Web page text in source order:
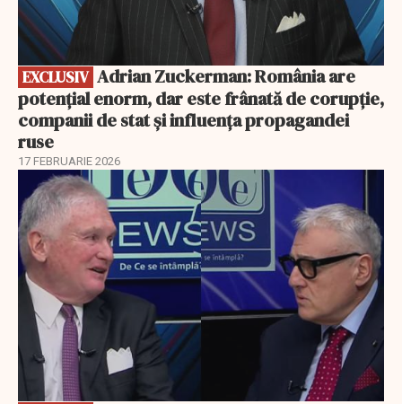
EXCLUSIV
potențial enorm, dar este frânată de corupție,
companii de stat și influența propagandei
ruse
17 FEBRUARIE 2026
EXCLUSIV